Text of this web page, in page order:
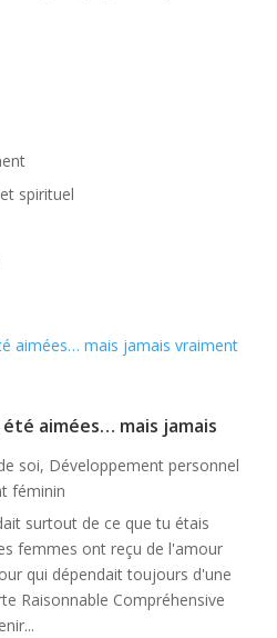
spirituel
aimées… mais jamais
soi, Développement personnel
féminin
surtout de ce que tu étais
femmes ont reçu de l'amour
qui dépendait toujours d'une
Raisonnable Compréhensive